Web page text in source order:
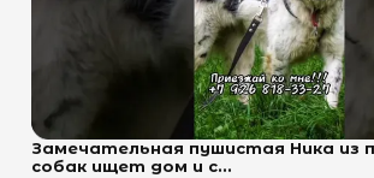
Замечательная пушистая Ника из
собак ищет дом и с...